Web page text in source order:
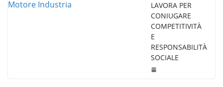
LAVORA PER
CONIUGARE
COMPETITIVITÀ
E
RESPONSABILITÀ
SOCIALE